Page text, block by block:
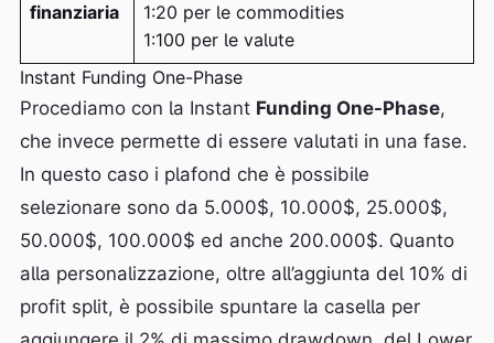
finanziaria
1:20 per le commodities
1:100 per le valute
Instant Funding One-Phase
Procediamo con la Instant Funding One-Phase,
che invece permette di essere valutati in una fase.
In questo caso i plafond che è possibile
selezionare sono da 5.000$, 10.000$, 25.000$,
50.000$, 100.000$ ed anche 200.000$. Quanto
alla personalizzazione, oltre all’aggiunta del 10% di
profit split, è possibile spuntare la casella per